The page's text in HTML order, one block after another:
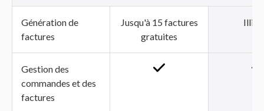
Génération de
factures
Jusqu'à 15 factures
gratuites
Gestion des
commandes et des
factures